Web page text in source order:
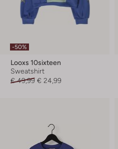
-50%
Looxs 10sixteen
Sweatshirt
€ 49,99 € 24,99